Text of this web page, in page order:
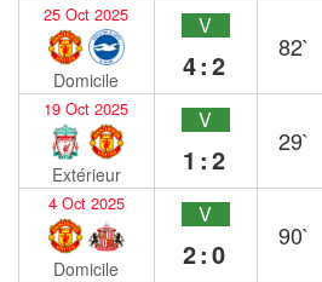
25 Oct 2025
Domicile
V
4:2
82`
19 Oct 2025
Extérieur
V
1:2
29`
4 Oct 2025
Domicile
V
2:0
90`